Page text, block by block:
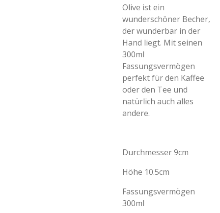
Olive ist ein
wunderschöner Becher,
der wunderbar in der
Hand liegt. Mit seinen
300ml
Fassungsvermögen
perfekt für den Kaffee
oder den Tee und
natürlich auch alles
andere.
Durchmesser 9cm
Höhe 10.5cm
Fassungsvermögen
300ml